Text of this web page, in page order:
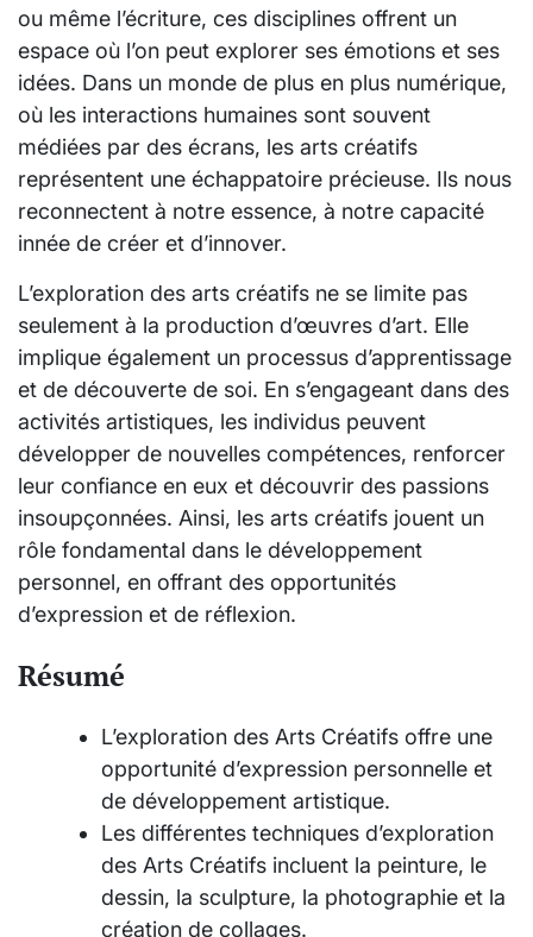
ou même l’écriture, ces disciplines offrent un
espace où l’on peut explorer ses émotions et ses
idées. Dans un monde de plus en plus numérique,
où les interactions humaines sont souvent
médiées par des écrans, les arts créatifs
représentent une échappatoire précieuse. Ils nous
reconnectent à notre essence, à notre capacité
innée de créer et d’innover.
L’exploration des arts créatifs ne se limite pas
seulement à la production d’œuvres d’art. Elle
implique également un processus d’apprentissage
et de découverte de soi. En s’engageant dans des
activités artistiques, les individus peuvent
développer de nouvelles compétences, renforcer
leur confiance en eux et découvrir des passions
insoupçonnées. Ainsi, les arts créatifs jouent un
rôle fondamental dans le développement
personnel, en offrant des opportunités
d’expression et de réflexion.
Résumé
L’exploration des Arts Créatifs offre une
opportunité d’expression personnelle et
de développement artistique.
Les différentes techniques d’exploration
des Arts Créatifs incluent la peinture, le
dessin, la sculpture, la photographie et la
création de collages.